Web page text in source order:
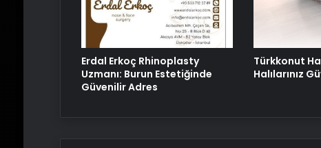
Erdal Erkoç Rhinoplasty
Uzmanı: Burun Estetiğinde
Güvenilir Adres
Türkkonut
Halılarınız